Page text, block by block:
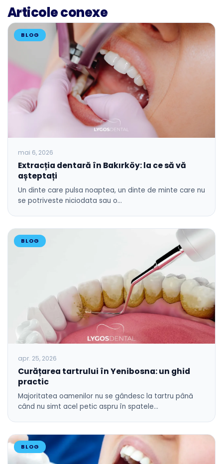
Articole conexe
BLOG
mai 6, 2026
Extracția dentară în Bakırköy: la ce să vă
așteptați
Un dinte care pulsa noaptea, un dinte de minte care nu
se potriveste niciodata sau o…
BLOG
apr. 25, 2026
Curățarea tartrului în Yenibosna: un ghid
practic
Majoritatea oamenilor nu se gândesc la tartru până
când nu simt acel petic aspru în spatele…
BLOG